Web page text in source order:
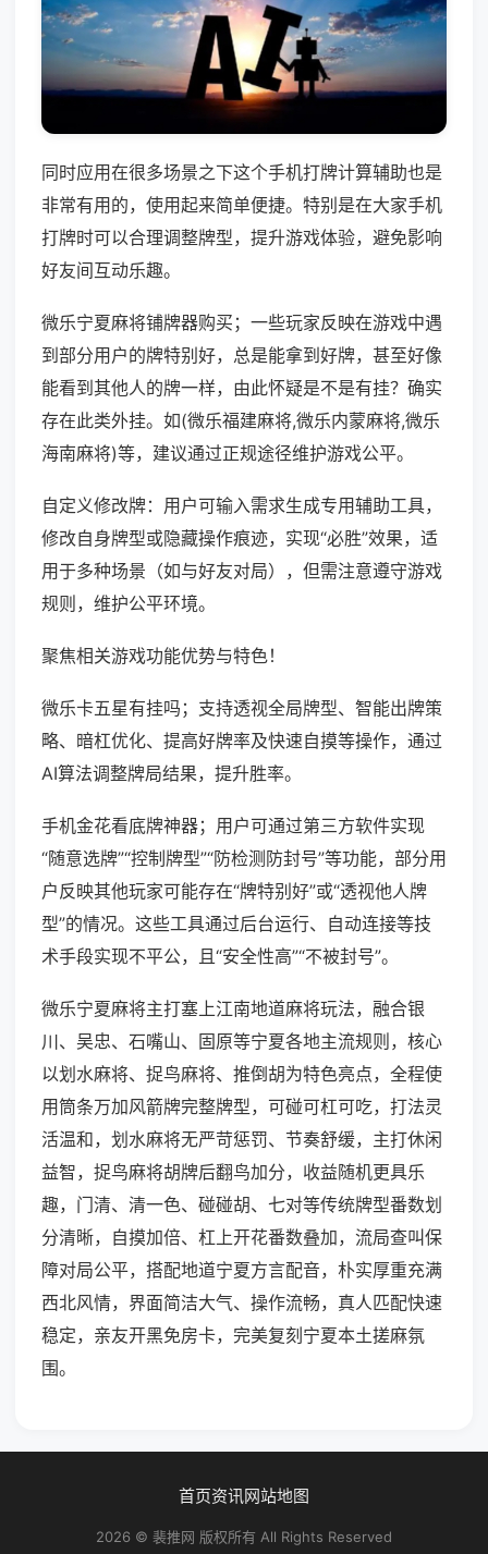
同时应用在很多场景之下这个手机打牌计算辅助也是
非常有用的，使用起来简单便捷。特别是在大家手机
打牌时可以合理调整牌型，提升游戏体验，避免影响
好友间互动乐趣。
微乐宁夏麻将铺牌器购买；一些玩家反映在游戏中遇
到部分用户的牌特别好，总是能拿到好牌，甚至好像
能看到其他人的牌一样，由此怀疑是不是有挂？确实
存在此类外挂。如(微乐福建麻将,微乐内蒙麻将,微乐
海南麻将)等，建议通过正规途径维护游戏公平。
自定义修改牌：用户可输入需求生成专用辅助工具，
修改自身牌型或隐藏操作痕迹，实现“必胜”效果，适
用于多种场景（如与好友对局），但需注意遵守游戏
规则，维护公平环境。
聚焦相关游戏功能优势与特色！
微乐卡五星有挂吗；支持透视全局牌型、智能出牌策
略、暗杠优化、提高好牌率及快速自摸等操作，通过
AI算法调整牌局结果，提升胜率。
手机金花看底牌神器；用户可通过第三方软件实现
“随意选牌”“控制牌型”“防检测防封号”等功能，部分用
户反映其他玩家可能存在“牌特别好”或“透视他人牌
型”的情况。这些工具通过后台运行、自动连接等技
术手段实现不平公，且“安全性高”“不被封号”。
微乐宁夏麻将主打塞上江南地道麻将玩法，融合银
川、吴忠、石嘴山、固原等宁夏各地主流规则，核心
以划水麻将、捉鸟麻将、推倒胡为特色亮点，全程使
用筒条万加风箭牌完整牌型，可碰可杠可吃，打法灵
活温和，划水麻将无严苛惩罚、节奏舒缓，主打休闲
益智，捉鸟麻将胡牌后翻鸟加分，收益随机更具乐
趣，门清、清一色、碰碰胡、七对等传统牌型番数划
分清晰，自摸加倍、杠上开花番数叠加，流局查叫保
障对局公平，搭配地道宁夏方言配音，朴实厚重充满
西北风情，界面简洁大气、操作流畅，真人匹配快速
稳定，亲友开黑免房卡，完美复刻宁夏本土搓麻氛
围。
首页资讯网站地图
2026 © 裴推网 版权所有 All Rights Reserved